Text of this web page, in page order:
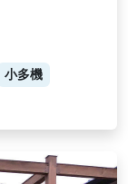
小多機